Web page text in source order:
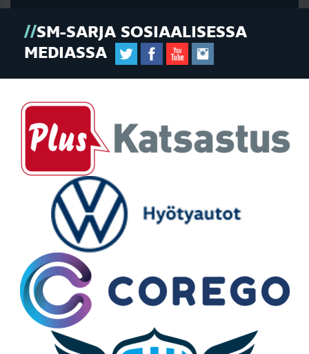
SM-SARJA SOSIAALISESSA
MEDIASSA